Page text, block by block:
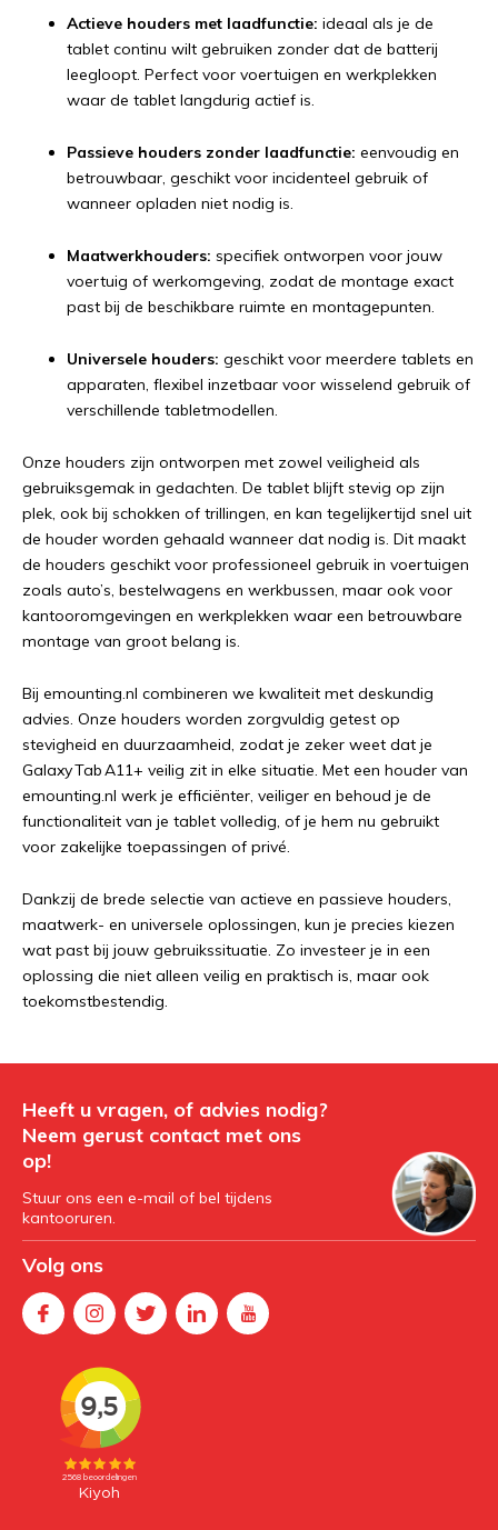
Actieve houders met laadfunctie: ideaal als je de
tablet continu wilt gebruiken zonder dat de batterij
leegloopt. Perfect voor voertuigen en werkplekken
waar de tablet langdurig actief is.
Passieve houders zonder laadfunctie: eenvoudig en
betrouwbaar, geschikt voor incidenteel gebruik of
wanneer opladen niet nodig is.
Maatwerkhouders: specifiek ontworpen voor jouw
voertuig of werkomgeving, zodat de montage exact
past bij de beschikbare ruimte en montagepunten.
Universele houders: geschikt voor meerdere tablets en
apparaten, flexibel inzetbaar voor wisselend gebruik of
verschillende tabletmodellen.
Onze houders zijn ontworpen met zowel veiligheid als
gebruiksgemak in gedachten. De tablet blijft stevig op zijn
plek, ook bij schokken of trillingen, en kan tegelijkertijd snel uit
de houder worden gehaald wanneer dat nodig is. Dit maakt
de houders geschikt voor professioneel gebruik in voertuigen
zoals auto’s, bestelwagens en werkbussen, maar ook voor
kantooromgevingen en werkplekken waar een betrouwbare
montage van groot belang is.
Bij emounting.nl combineren we kwaliteit met deskundig
advies. Onze houders worden zorgvuldig getest op
stevigheid en duurzaamheid, zodat je zeker weet dat je
Galaxy Tab A11+ veilig zit in elke situatie. Met een houder van
emounting.nl werk je efficiënter, veiliger en behoud je de
functionaliteit van je tablet volledig, of je hem nu gebruikt
voor zakelijke toepassingen of privé.
Dankzij de brede selectie van actieve en passieve houders,
maatwerk- en universele oplossingen, kun je precies kiezen
wat past bij jouw gebruikssituatie. Zo investeer je in een
oplossing die niet alleen veilig en praktisch is, maar ook
toekomstbestendig.
Heeft u vragen, of advies nodig?
Neem gerust contact met ons
op!
Stuur ons een e-mail of bel tijdens
kantooruren.
Volg ons